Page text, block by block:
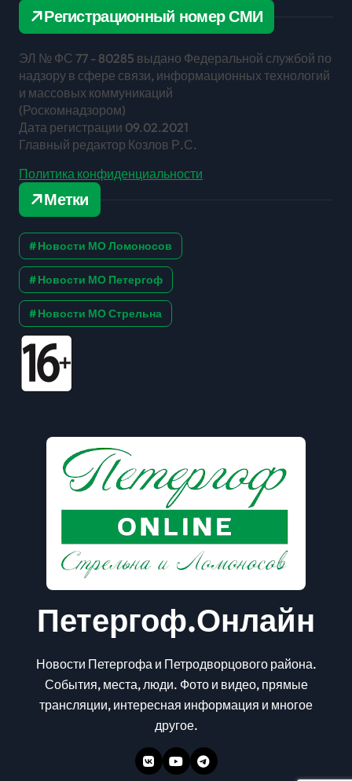
Регистрационный номер СМИ
ЭЛ № ФС 77 - 80285 выдано Федеральной службой по
надзору в сфере связи, информационных технологий
и массовых коммуникаций
(Роскомнадзором)
Дата регистрации 09.02.2021
Главный редактор Козлов Р.С.
Политика конфиденциальности
Метки
Новости МО Ломоносов
Новости МО Петергоф
Новости МО Стрельна
Петергоф.Онлайн
Новости Петергофа и Петродворцового района.
События, места, люди. Фото и видео, прямые
трансляции, интересная информация и многое
другое.